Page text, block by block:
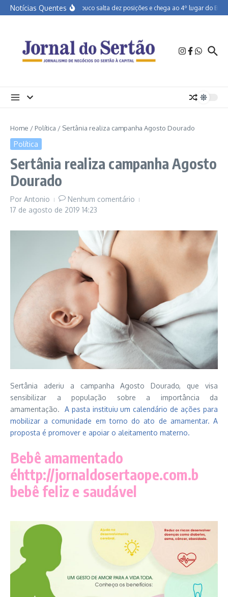
Ir para o conteúdo
Notícias QuentesPernambuco salta dez posições e chega ao 4º lugar do
Home / Política / Sertânia realiza campanha Agosto Dourado
Política
Sertânia realiza campanha Agosto
Dourado
Por Antonio
Nenhum comentário
17 de agosto de 2019 14:23
Sertânia aderiu a campanha Agosto Dourado, que visa
sensibilizar a população sobre a importância da
amamentação. A pasta instituiu um calendário de ações para
mobilizar a comunidade em torno do ato de amamentar. A
proposta é promover e apoiar o aleitamento materno.
Bebê amamentado
éhttp://jornaldosertaope.com.b
bebê feliz e saudável